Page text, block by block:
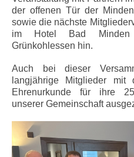
der offenen Tür der
sowie die nächste
im Hotel Bad Minden
Grünkohlessen hin.
Auch bei dieser
langjährige Mitglieder
Ehrenurkunde für ihre
unserer Gemeinschaft